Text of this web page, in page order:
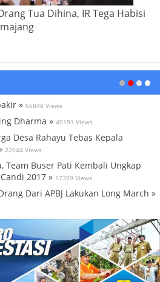
Tua Dihina, IR Tega Habisi
» 66848 Views
Dharma » 40191 Views
Desa Rahayu Tebas Kepala
22044 Views
Team Buser Pati Kembali Ungkap
2017 » 17399 Views
Dari APBJ Lakukan Long March »